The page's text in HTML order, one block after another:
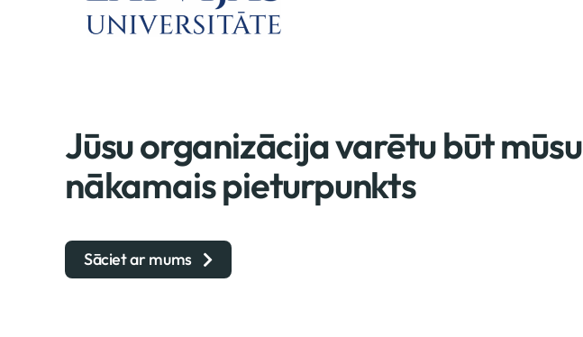
Jūsu organizācija varētu būt mūsu
nākamais pieturpunkts
Sāciet ar mums